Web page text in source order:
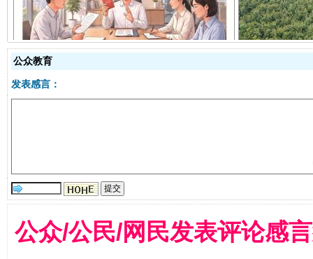
揭开“小金库”的免责幌子
受贿1.44亿！段成刚被判无期 从幼
公众教育
发表感言：
公众/公民/网民发表评论感